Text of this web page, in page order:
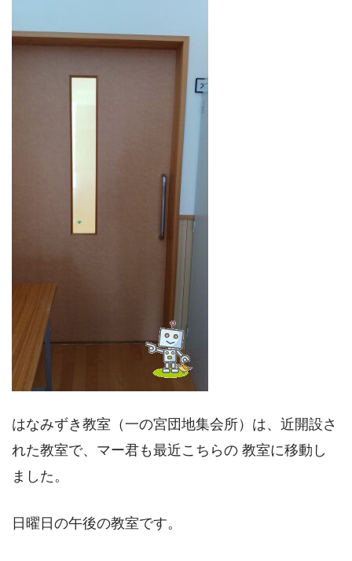
はなみずき教室（一の宮団地集会所）は、近開設さ
れた教室で、マー君も最近こちらの 教室に移動し
ました。
日曜日の午後の教室です。